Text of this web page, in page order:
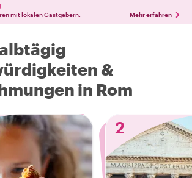
mit lokalen Gastgebern. Mehr erfahren
&
in Rom
2